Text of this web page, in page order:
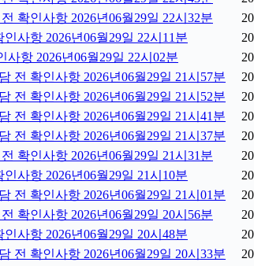
확인사항 2026년06월29일 22시32분
사항 2026년06월29일 22시11분
사항 2026년06월29일 22시02분
전 확인사항 2026년06월29일 21시57분
전 확인사항 2026년06월29일 21시52분
전 확인사항 2026년06월29일 21시41분
전 확인사항 2026년06월29일 21시37분
확인사항 2026년06월29일 21시31분
사항 2026년06월29일 21시10분
전 확인사항 2026년06월29일 21시01분
확인사항 2026년06월29일 20시56분
사항 2026년06월29일 20시48분
전 확인사항 2026년06월29일 20시33분